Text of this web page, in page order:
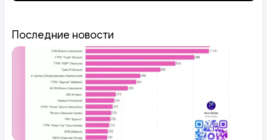
Последние новости